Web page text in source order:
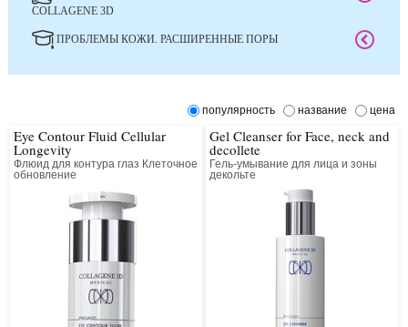
COLLAGENE 3D
ПРОБЛЕМЫ КОЖИ. РАСШИРЕННЫЕ ПОРЫ
популярность название цена
Eye Contour Fluid Cellular
Longevity
Флюид для контура глаз Клеточное
обновление
Gel Cleanser for Face, neck and
decollete
Гель-умывание для лица и зоны
декольте